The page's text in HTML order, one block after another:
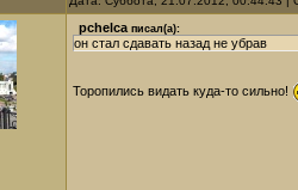
pchelcaписал(а):
он стал сдавать назад не убрав
Торопились видать куда-то сильно!